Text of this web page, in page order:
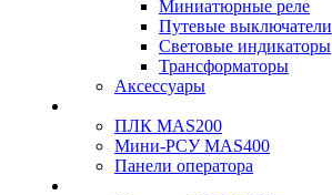
Миниатюрные реле
Путевые выключатели
Световые индикаторы
Трансформаторы
Аксессуары
ПЛК MAS200
Мини-РСУ MAS400
Панели оператора